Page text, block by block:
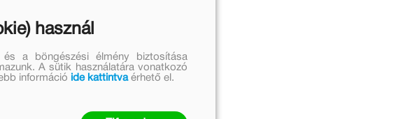
használ
és a böngészési élmény biztosítása
A sütik használatára vonatkozó
információ ide kattintvaérhető el.